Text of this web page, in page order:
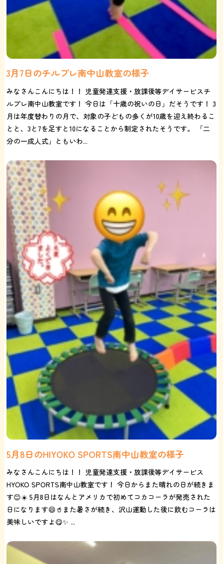
3月7日のチルプレ南中山教室の様子
みなさんこんにちは！！ 児童発達支援・放課後等デイサービスチ
ルプレ南中山教室です！ 今日は「十歳の祝いの日」だそうです！ 3
月は年度替わりの月で、対象の子どもの多くが10歳を迎え終わるこ
とと、3と7を足すと10になることから制定されたそうです。 「二
分の一成人式」ともいわ...
5月8日のHIYOKO SPORTS南中山教室の様子
みなさんこんにちは！！ 児童発達支援・放課後等デイサービス
HYOKO SPORTS南中山教室です！ 今日からまた晴れの日が続きま
す😊☀️ 5月8日はなんとアメリカで初めてコカコーラが発売された
日になります😄🥤また暑さが続き、沢山運動した後に飲むコーラは
美味しいですよ😋✨ ...